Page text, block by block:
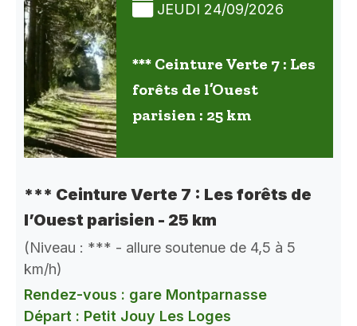
JEUDI 24/09/2026
*** Ceinture Verte 7 : Les
forêts de l’Ouest
parisien : 25 km
*** Ceinture Verte 7 : Les forêts de
l’Ouest parisien - 25 km
(Niveau : *** - allure soutenue de 4,5 à 5
km/h)
Rendez-vous : gare Montparnasse
Départ : Petit Jouy Les Loges